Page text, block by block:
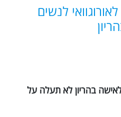
לנשים
בהריון לא תעלה על